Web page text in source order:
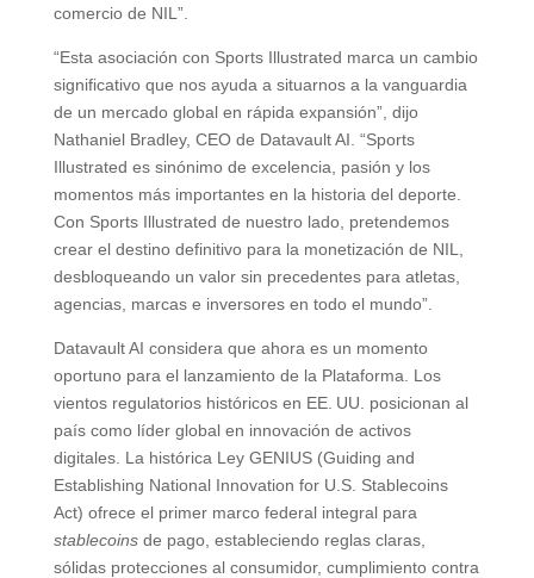
comercio de NIL”.
“Esta asociación con Sports Illustrated marca un cambio
significativo que nos ayuda a situarnos a la vanguardia
de un mercado global en rápida expansión”, dijo
Nathaniel Bradley, CEO de Datavault AI. “Sports
Illustrated es sinónimo de excelencia, pasión y los
momentos más importantes en la historia del deporte.
Con Sports Illustrated de nuestro lado, pretendemos
crear el destino definitivo para la monetización de NIL,
desbloqueando un valor sin precedentes para atletas,
agencias, marcas e inversores en todo el mundo”.
Datavault AI considera que ahora es un momento
oportuno para el lanzamiento de la Plataforma. Los
vientos regulatorios históricos en EE. UU. posicionan al
país como líder global en innovación de activos
digitales. La histórica Ley GENIUS (Guiding and
Establishing National Innovation for U.S. Stablecoins
Act) ofrece el primer marco federal integral para
stablecoins de pago, estableciendo reglas claras,
sólidas protecciones al consumidor, cumplimiento contra